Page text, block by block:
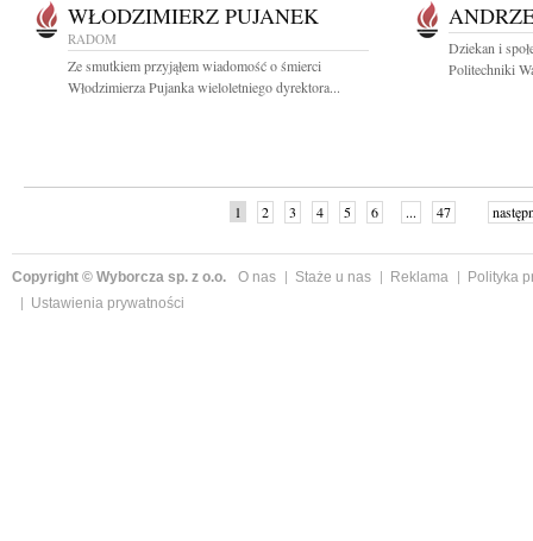
WŁODZIMIERZ PUJANEK
RADOM
Ze smutkiem przyjąłem wiadomość o śmierci
Włodzimierza Pujanka wieloletniego dyrektora...
Dziekan i
Politechniki
1 2 3 4 5 6 ... 47
Copyright © Wyborcza sp. z o.o. O nas Staże u nas Reklama
Polityka
Ustawienia prywatności